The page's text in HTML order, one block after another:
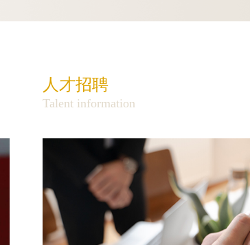
人才招聘
Talent information